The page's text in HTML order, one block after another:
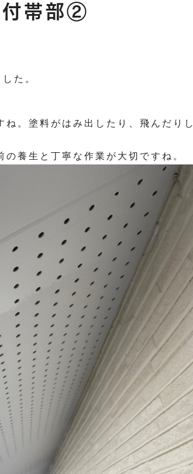
帯部②
た。
。塗料がはみ出したり、飛んだりし
養生と丁寧な作業が大切ですね。